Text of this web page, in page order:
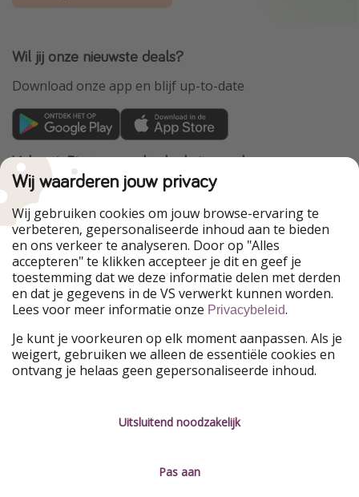
Wil jij onze nieuwste deals?
Download onze app en blijf up-to-date
VakantiePiraten maakt deel uit van de
HolidayPirates Group
Onze markten
PiratinViaggio
HolidayPirates
WakacyjniPiraci
VoyagesPirates
Ferienpiraten
Urlaubspiraten
Urlaubspiraten
ViajerosPiratas
TravelPirates
HolidayPirates Group
Leer ons kennen Juridisch
Colofon
Wij waarderen jouw privacy
Wij gebruiken cookies om jouw browse-ervaring te
verbeteren, gepersonaliseerde inhoud aan te bieden
en ons verkeer te analyseren. Door op "Alles
accepteren" te klikken accepteer je dit en geef je
toestemming dat we deze informatie delen met derden
en dat je gegevens in de VS verwerkt kunnen worden.
Lees voor meer informatie onze Privacybeleid.
Je kunt je voorkeuren op elk moment aanpassen. Als je
weigert, gebruiken we alleen de essentiële cookies en
ontvang je helaas geen gepersonaliseerde inhoud.
Uitsluitend noodzakelijk
Pas aan